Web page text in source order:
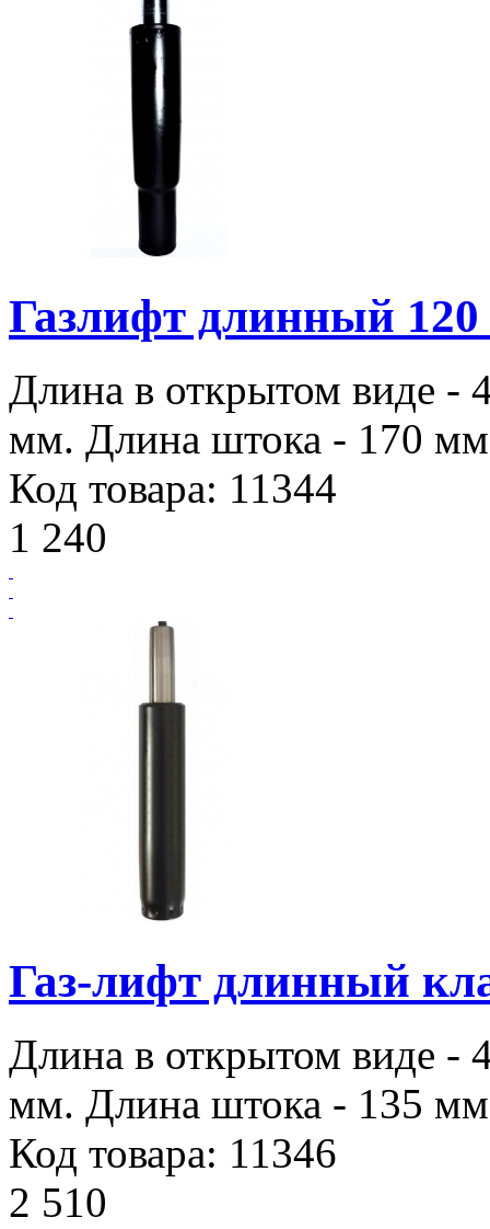
Газлифт длинный 120
Длина в открытом виде -
мм. Длина штока - 170
Код товара: 11344
1 240
Газ-лифт длинный
Длина в открытом виде -
мм. Длина штока - 135
Код товара: 11346
2 510